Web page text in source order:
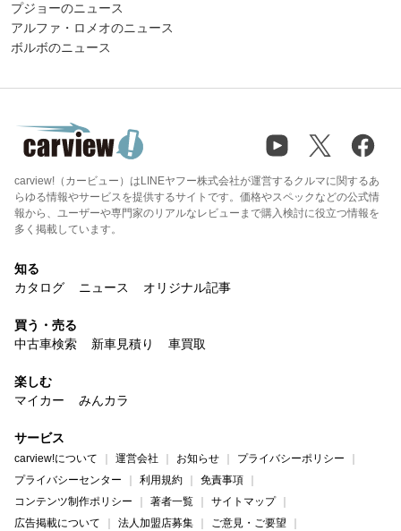
プジョーのニュース
アルファ・ロメオのニュース
ボルボのニュース
carview!（カービュー）はLINEヤフー株式会社が運営するクルマに関するあ
らゆる情報やサービスを提供するサイトです。価格やスペックなどの公式情
報から、ユーザーや専門家のリアルなレビューまで購入検討に役立つ情報を
多く掲載しています。
知る
カタログ
ニュース オリジナル記事
買う・売る
中古車検索
新車見積り 車買取
楽しむ
マイカー
みんカラ
サービス
carview!について 運営会社 お知らせ
プライバシーポリシー
プライバシーセンター
利用規約
免責事項
コンテンツ制作ポリシー
著者一覧
サイトマップ
広告掲載について
法人加盟店募集 ご意見・ご要望